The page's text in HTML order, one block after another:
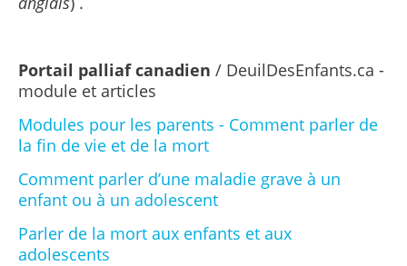
Portail palliaf canadien / DeuilDesEnfants.ca -
module et articles
Modules pour les parents - Comment parler de
la fin de vie et de la mort
Comment parler d’une maladie grave à un
enfant ou à un adolescent
Parler de la mort aux enfants et aux
adolescents